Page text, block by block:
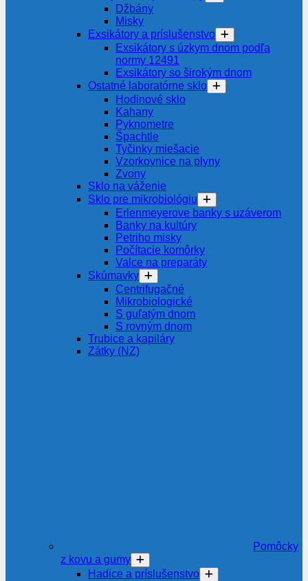
Džbány
Misky
Exsikátory a príslušenstvo
Exsikátory s úzkym dnom podľa
normy 12491
Exsikátory so širokým dnom
Ostatné laboratórne sklo
Hodinové sklo
Kahany
Pyknometre
Špachtle
Tyčinky miešacie
Vzorkovnice na plyny
Zvony
Sklo na váženie
Sklo pre mikrobiológiu
Erlenmeyerove banky s uzáverom
Banky na kultúry
Petriho misky
Počítacie komôrky
Valce na preparáty
Skúmavky
Centrifugačné
Mikrobiologické
S guľatým dnom
S rovným dnom
Trubice a kapiláry
Zátky (NZ)
Pomôcky
z kovu a gumy
Hadice a príslušenstvo